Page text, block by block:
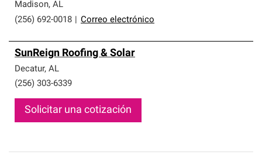
Madison, AL
(256) 692-0018
Correo electrónico
SunReign Roofing & Solar
Decatur, AL
(256) 303-6339
Solicitar una cotización